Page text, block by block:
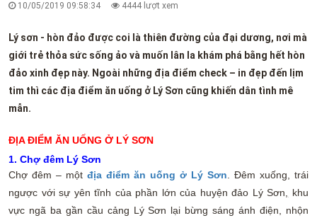
10/05/2019 09:58:34 4444 lượt xem
Lý sơn - hòn đảo được coi là thiên đường của đại dương, nơi mà
giới trẻ thỏa sức sống ảo và muốn lân la khám phá bằng hết hòn
đảo xinh đẹp này. Ngoài những địa điểm check – in đẹp đến lịm
tim thì các địa điểm ăn uống ở Lý Sơn cũng khiến dân tình mê
mẫn.
ĐỊA ĐIỂM ĂN UỐNG Ở LÝ SƠN
1. Chợ đêm Lý Sơn
Chợ đêm – mộtđịa điểm ăn uống ở Lý Sơn. Đêm xuống, trái
ngược với sự yên tĩnh của phần lớn của huyện đảo Lý Sơn, khu
vực ngã ba gần cầu cảng Lý Sơn lại bừng sáng ánh điện, nhộn